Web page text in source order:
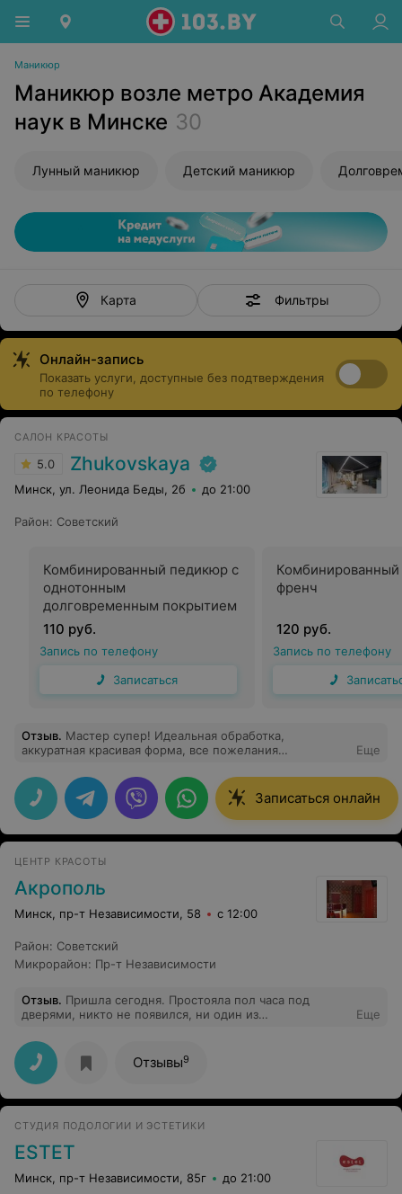
Маникюр
Маникюр возле метро Академия
наук в Минске 30
Лунный маникюр Детский маникюр
Карта Фильтры
Онлайн-запись
Показать услуги, доступные без подтверждения
по телефону
САЛОН КРАСОТЫ
5.0 Zhukovskaya
Минск, ул. Леонида Беды, 2б до 21:00
Район: Советский
Комбинированный педикюр с
однотонным
долговременным покрытием
110 руб.
Запись по телефону
Записаться
френч
120 руб.
Запись по телефону
Отзыв. Мастер супер! Идеальная обработка,
аккуратная красивая форма, все пожелания
Еще
Записаться онлайн
ЦЕНТР КРАСОТЫ
Акрополь
Минск, пр-т Независимости, 58 с 12:00
Район: Советский
Микрорайон: Пр-т Независимости
Отзыв. Пришла сегодня. Простояла пол часа под
дверями, никто не появился, ни один из
табличек,что салон не работает,тоже нет.
Еще
Отзывы9
СТУДИЯ ПОДОЛОГИИ И ЭСТЕТИКИ
ESTET
Минск, пр-т Независимости, 85г до 21:00